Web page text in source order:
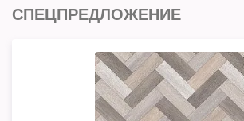
СПЕЦПРЕДЛОЖЕНИЕ